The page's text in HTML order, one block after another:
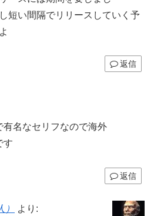
短い間隔でリリースしていく予
返信
名なセリフなので海外
す
返信
より: